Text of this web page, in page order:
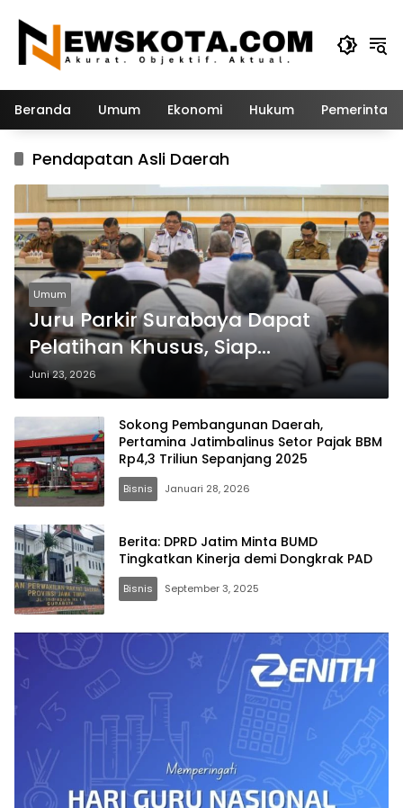
konten
Beranda Umum Ekonomi Hukum
Pendapatan Asli Daerah
Umum
Juru Parkir Surabaya Dapat
Pelatihan Khusus, Siap
Tingkatkan Pelayanan Publik
Juni 23, 2026
Sokong Pembangunan Daerah,
Pertamina Jatimbalinus Setor Pajak BBM
Rp4,3 Triliun Sepanjang 2025
Bisnis Januari 28, 2026
Berita: DPRD Jatim Minta BUMD
Tingkatkan Kinerja demi Dongkrak PAD
Bisnis September 3, 2025